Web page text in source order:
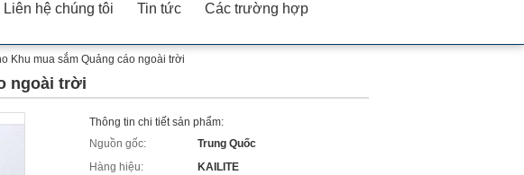
Liên hệ chúng tôi Tin tức Các trường hợp
Khu mua sắm Quảng cáo ngoài trời
ngoài trời
Thông tin chi tiết sản phẩm:
Nguồn gốc:
Trung Quốc
Hàng hiệu:
KAILITE